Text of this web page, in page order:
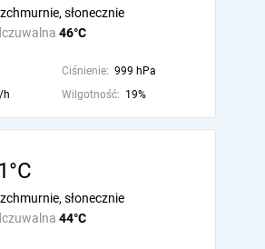
46°C
słonecznie
Ciśnienie: 999 hPa
h Wilgotność: 19%
44°C
słonecznie